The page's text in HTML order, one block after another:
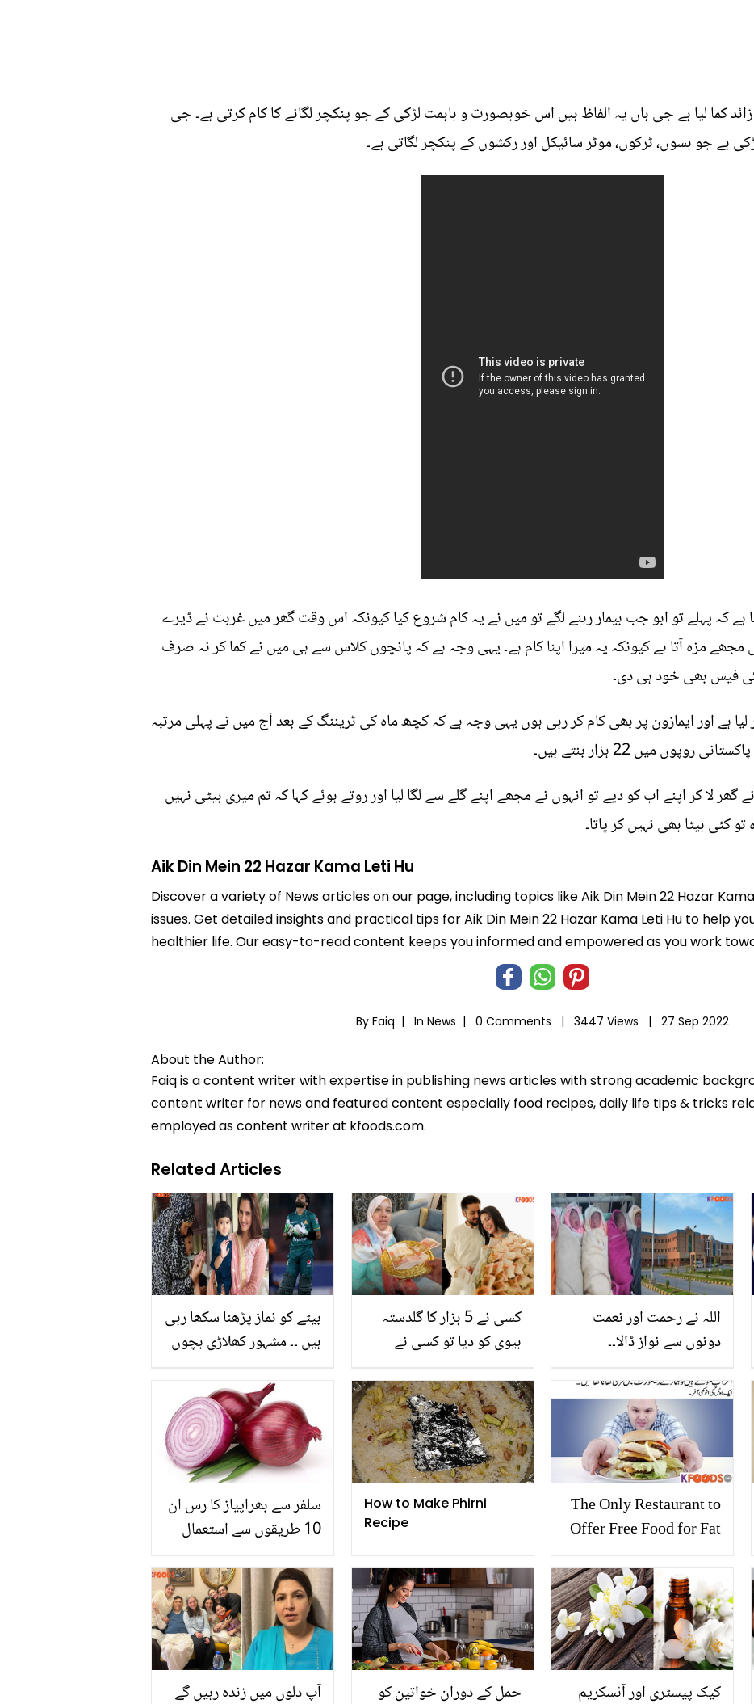
دن میں 22 ہزار سے زائد کما لیا ہے جی ہاں یہ الفاظ ہیں اس خوبصورت و باہمت لڑکی کے جو پنکچر لگانے کا کام کرتی ہے۔ جی
ہے جو بسوں، ٹرکوں، موٹر سائیکل اور رکشوں کے پنکچر لگاتی ہے۔
کا کہنا ہے کہ پہلے تو ابو جب بیمار رہنے لگے تو میں نے یہ کام شروع کیا کیونکہ اس وقت گھر میں غربت نے ڈیرے
مزہ آتا ہے کیونکہ یہ میرا اپنا کام ہے۔ یہی وجہ ہے کہ پانچوں کلاس سے ہی میں نے کما کر نہ صرف
کی فیس بھی خود ہی دی۔
ہے اور ایمازون پر بھی کام کر رہی ہوں یہی وجہ ہے کہ کچھ ماہ کی ٹریننگ کے بعد آج میں نے پہلی مرتبہ
لا کر اپنے اب کو دیے تو انہوں نے مجھے اپنے گلے سے لگا لیا اور روتے ہوئے کہا کہ تم میری بیٹی نہیں
کئی بیٹا بھی نہیں کر پاتا۔
Aik Din Mein 22 Hazar Kama Leti Hu
Discover a variety of News articles on our page, including topics like Aik Din Mein 22 Hazar
issues. Get detailed insights and practical tips for Aik Din Mein 22 Hazar Kama Leti Hu to help
healthier life. Our easy-to-read content keeps you informed and empowered as you work
By Faiq | In News | 0 Comments | 3447 Views | 27 Sep 2022
About the Author:
Faiq is a content writer with expertise in publishing news articles with strong academic
content writer for news and featured content especially food recipes, daily life tips & tricks
employed as content writer at kfoods.com.
Related Articles
بیٹے کو نماز پڑھنا سکھا رہی
ہیں ۔۔ مشہور کھلاڑی بچوں
رہے ہیں؟ دیکھیے
کسی نے 5 ہزار کا گلدستہ
بیوی کو دیا تو کسی نے
کو کتنی عیدی دی؟ دیکھنے
والوں کے منہ کھلے کے کھلے
رہ گئے
اللہ نے رحمت اور نعمت
دونوں سے نواز ڈالا۔۔
بچوں کی پیدائش! بچے اب
کس حال میں ہیں؟
سلفر سے بھراپیاز کا رس ان
10 طریقوں سے استعمال
والے نتائج حاصل کریں
How to Make Phirni
Recipe
The Only Restaurant to
Offer Free Food for Fat
آپ دلوں میں زندہ رہیں گے
حمل کے دوران خواتین کو
کیک پیسٹری اور آئسکریم